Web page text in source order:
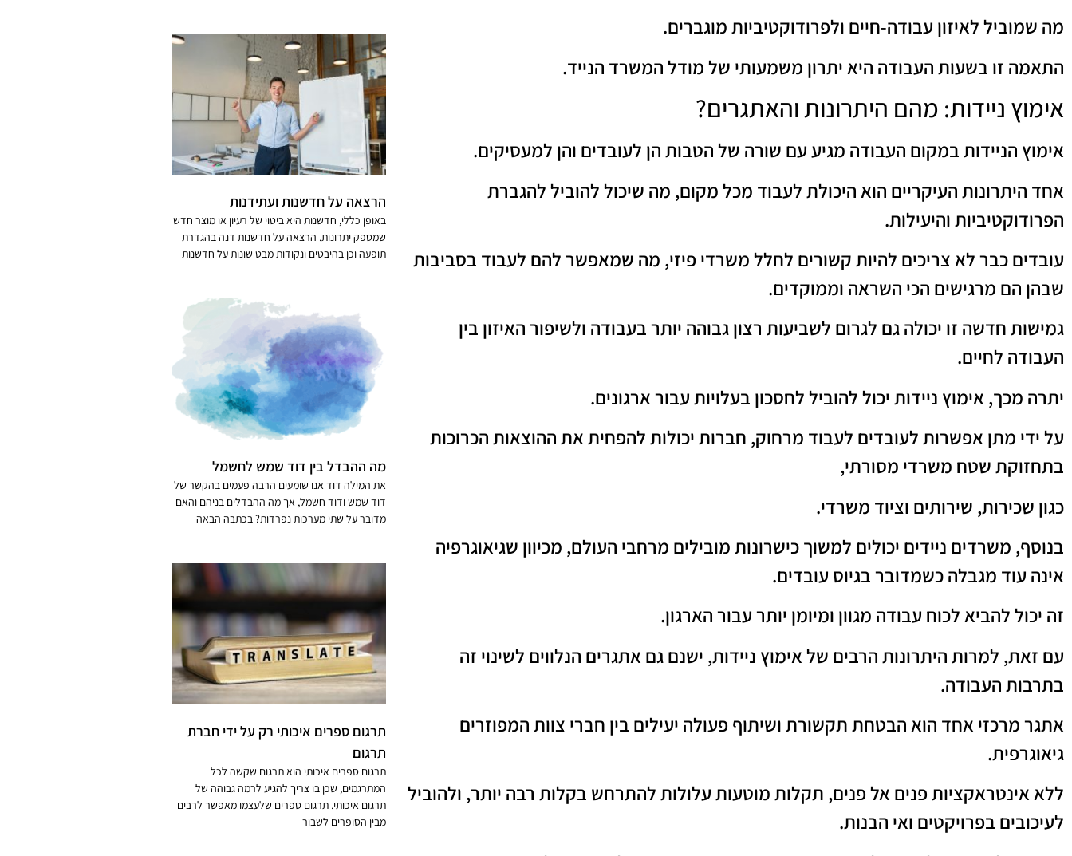
מה שמוביל לאיזון עבודה-חיים ולפרודוקטיביות מוגברים.
התאמה זו בשעות העבודה היא יתרון משמעותי של מודל המשרד הנייד.
אימוץ ניידות: מהם היתרונות והאתגרים?
אימוץ הניידות במקום העבודה מגיע עם שורה של הטבות הן לעובדים והן למעסיקים.
אחד היתרונות העיקריים הוא היכולת לעבוד מכל מקום, מה שיכול להוביל להגברת
הפרודוקטיביות והיעילות.
עובדים כבר לא צריכים להיות קשורים לחלל משרדי פיזי, מה שמאפשר להם לעבוד בסביבות
שבהן הם מרגישים הכי השראה וממוקדים.
גמישות חדשה זו יכולה גם לגרום לשביעות רצון גבוהה יותר בעבודה ולשיפור האיזון בין
העבודה לחיים.
יתרה מכך, אימוץ ניידות יכול להוביל לחסכון בעלויות עבור ארגונים.
על ידי מתן אפשרות לעובדים לעבוד מרחוק, חברות יכולות להפחית את ההוצאות הכרוכות
בתחזוקת שטח משרדי מסורתי,
כגון שכירות, שירותים וציוד משרדי.
בנוסף, משרדים ניידים יכולים למשוך כישרונות מובילים מרחבי העולם, מכיוון שגיאוגרפיה
אינה עוד מגבלה כשמדובר בגיוס עובדים.
זה יכול להביא לכוח עבודה מגוון ומיומן יותר עבור הארגון.
עם זאת, למרות היתרונות הרבים של אימוץ ניידות, ישנם גם אתגרים הנלווים לשינוי זה
בתרבות העבודה.
אתגר מרכזי אחד הוא הבטחת תקשורת ושיתוף פעולה יעילים בין חברי צוות המפוזרים
גיאוגרפית.
ללא אינטראקציות פנים אל פנים, תקלות מוטעות עלולות להתרחש בקלות רבה יותר, ולהוביל
לעיכובים בפרויקטים ואי הבנות.
הרצאה על חדשנות ועתידנות
באופן כללי, חדשנות היא ביטוי של רעיון או מוצר חדש
שמספק יתרונות. הרצאה על חדשנות דנה בהגדרת
תופעה וכן בהיבטים ונקודות מבט שונות על חדשנות
מה ההבדל בין דוד שמש לחשמל
את המילה דוד אנו שומעים הרבה פעמים בהקשר של
דוד שמש ודוד חשמל, אך מה ההבדלים בניהם והאם
מדובר על שתי מערכות נפרדות? בכתבה הבאה
תרגום ספרים איכותי רק על ידי חברת
תרגום
תרגום ספרים איכותי הוא תרגום שקשה לכל
המתרגמים, שכן בו צריך להגיע לרמה גבוהה של
תרגום איכותי. תרגום ספרים שלעצמו מאפשר לרבים
מבין הסופרים לשבור